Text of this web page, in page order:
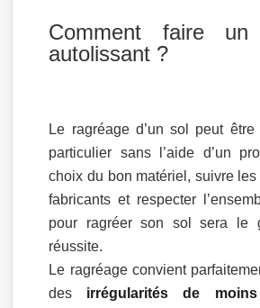
Comment faire un
autolissant ?
Le ragréage d’un sol peut
particulier sans l’aide d’un
choix du bon matériel, suivre
fabricants et respecter
pour ragréer son sol sera le
réussite.
Le ragréage convient
des irrégularités de